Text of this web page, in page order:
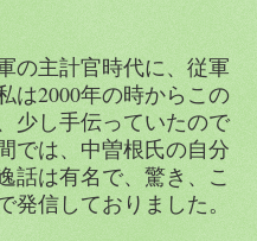
の主計官時代に、従軍
は2000年の時からこの
少し手伝っていたので
では、中曽根氏の自分
話は有名で、驚き、こ
信しておりました。